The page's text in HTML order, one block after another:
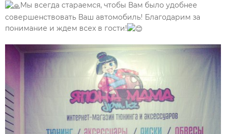
Мы всегда стараемся, чтобы Вам было удобнее
совершенствовать Ваш автомобиль! Благодарим за
понимание и ждем всех в гости!